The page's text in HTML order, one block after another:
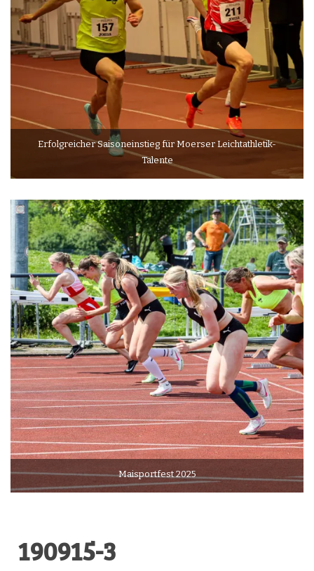
Erfolgreicher Saisoneinstieg für Moerser Leichtathletik-
Talente
Maisportfest 2025
190915-3